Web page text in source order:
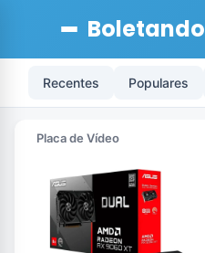
Boletando
Recentes Populares
Placa de Vídeo